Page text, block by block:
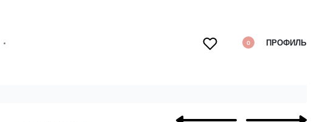
0 ПРОФИЛЬ